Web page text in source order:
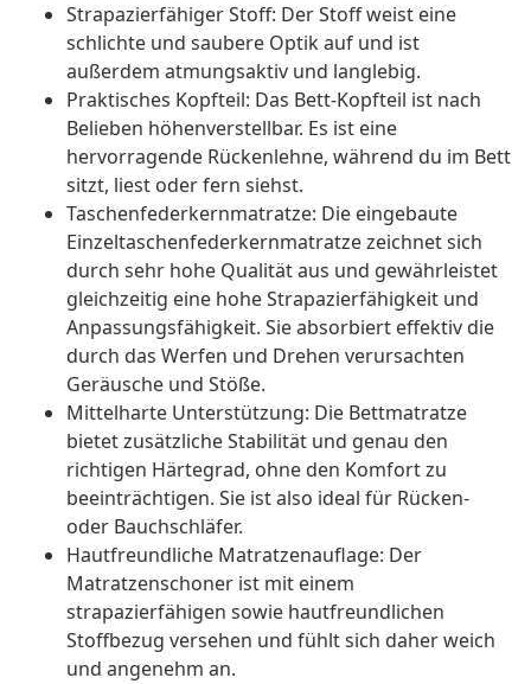
Strapazierfähiger Stoff: Der Stoff weist eine
schlichte und saubere Optik auf und ist
außerdem atmungsaktiv und langlebig.
Praktisches Kopfteil: Das Bett-Kopfteil ist nach
Belieben höhenverstellbar. Es ist eine
hervorragende Rückenlehne, während du im Bett
sitzt, liest oder fern siehst.
Taschenfederkernmatratze: Die eingebaute
Einzeltaschenfederkernmatratze zeichnet sich
durch sehr hohe Qualität aus und gewährleistet
gleichzeitig eine hohe Strapazierfähigkeit und
Anpassungsfähigkeit. Sie absorbiert effektiv die
durch das Werfen und Drehen verursachten
Geräusche und Stöße.
Mittelharte Unterstützung: Die Bettmatratze
bietet zusätzliche Stabilität und genau den
richtigen Härtegrad, ohne den Komfort zu
beeinträchtigen. Sie ist also ideal für Rücken-
oder Bauchschläfer.
Hautfreundliche Matratzenauflage: Der
Matratzenschoner ist mit einem
strapazierfähigen sowie hautfreundlichen
Stoffbezug versehen und fühlt sich daher weich
und angenehm an.